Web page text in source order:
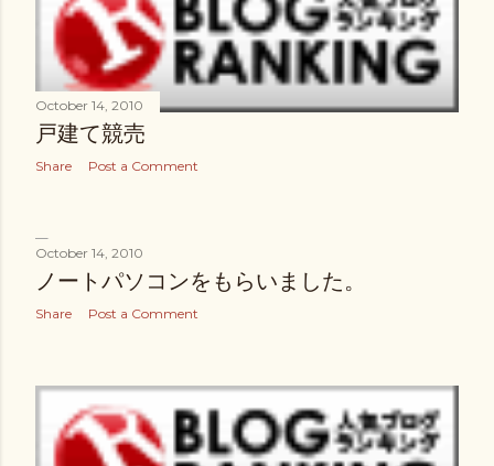
October 14, 2010
戸建て競売
Share Post a Comment
October 14, 2010
ノートパソコンをもらいました。
Share Post a Comment